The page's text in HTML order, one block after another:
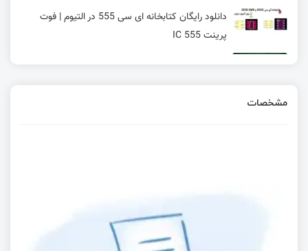
دانلود رایگان کتابخانه ای سی 555 در التیوم | فوت
پرینت IC 555
استفاده از SiC در مراکز داده‌ مبتنی بر هوش مصنوعی
مشخصات